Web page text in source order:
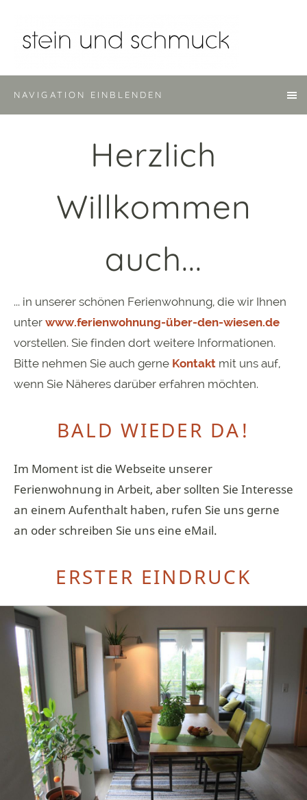
NAVIGATION EINBLENDEN
Herzlich
Willkommen
auch...
... in unserer schönen Ferienwohnung, die wir Ihnen
unter www.ferienwohnung-über-den-wiesen.de
vorstellen. Sie finden dort weitere Informationen.
Bitte nehmen Sie auch gerne Kontakt mit uns auf,
wenn Sie Näheres darüber erfahren möchten.
BALD WIEDER DA!
Im Moment ist die Webseite unserer
Ferienwohnung in Arbeit, aber sollten Sie Interesse
an einem Aufenthalt haben, rufen Sie uns gerne
an oder schreiben Sie uns eine eMail.
ERSTER EINDRUCK